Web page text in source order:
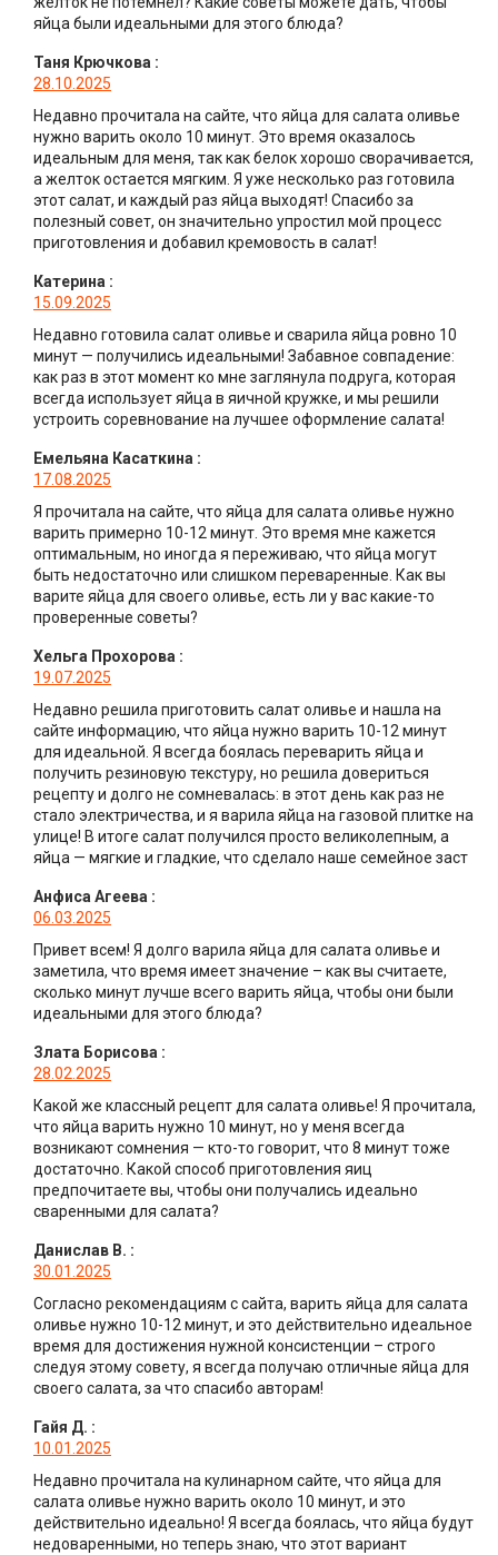
яйца были идеальными для этого блюда?
Таня Крючкова :
28.10.2025
Недавно прочитала на сайте, что яйца для салата оливье
нужно варить около 10 минут. Это время оказалось
идеальным для меня, так как белок хорошо сворачивается,
а желток остается мягким. Я уже несколько раз готовила
этот салат, и каждый раз яйца выходят! Спасибо за
полезный совет, он значительно упростил мой процесс
приготовления и добавил кремовость в салат!
Катерина :
15.09.2025
Недавно готовила салат оливье и сварила яйца ровно 10
минут — получились идеальными! Забавное совпадение:
как раз в этот момент ко мне заглянула подруга, которая
всегда использует яйца в яичной кружке, и мы решили
устроить соревнование на лучшее оформление салата!
Емельяна Касаткина :
17.08.2025
Я прочитала на сайте, что яйца для салата оливье нужно
варить примерно 10-12 минут. Это время мне кажется
оптимальным, но иногда я переживаю, что яйца могут
быть недостаточно или слишком переваренные. Как вы
варите яйца для своего оливье, есть ли у вас какие-то
проверенные советы?
Хельга Прохорова :
19.07.2025
Недавно решила приготовить салат оливье и нашла на
сайте информацию, что яйца нужно варить 10-12 минут
для идеальной. Я всегда боялась переварить яйца и
получить резиновую текстуру, но решила довериться
рецепту и долго не сомневалась: в этот день как раз не
стало электричества, и я варила яйца на газовой плитке на
улице! В итоге салат получился просто великолепным, а
яйца — мягкие и гладкие, что сделало наше семейное заст
Анфиса Агеева :
06.03.2025
Привет всем! Я долго варила яйца для салата оливье и
заметила, что время имеет значение – как вы считаете,
сколько минут лучше всего варить яйца, чтобы они были
идеальными для этого блюда?
Злата Борисова :
28.02.2025
Какой же классный рецепт для салата оливье! Я прочитала,
что яйца варить нужно 10 минут, но у меня всегда
возникают сомнения — кто-то говорит, что 8 минут тоже
достаточно. Какой способ приготовления яиц
предпочитаете вы, чтобы они получались идеально
сваренными для салата?
Данислав В. :
30.01.2025
Согласно рекомендациям с сайта, варить яйца для салата
оливье нужно 10-12 минут, и это действительно идеальное
время для достижения нужной консистенции – строго
следуя этому совету, я всегда получаю отличные яйца для
своего салата, за что спасибо авторам!
Гайя Д. :
10.01.2025
Недавно прочитала на кулинарном сайте, что яйца для
салата оливье нужно варить около 10 минут, и это
действительно идеально! Я всегда боялась, что яйца будут
недоваренными, но теперь знаю, что этот вариант